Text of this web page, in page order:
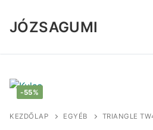
tartalomra
JÓZSAGUMI
-55%
KEZDŐLAP EGYÉB TRIANGLE